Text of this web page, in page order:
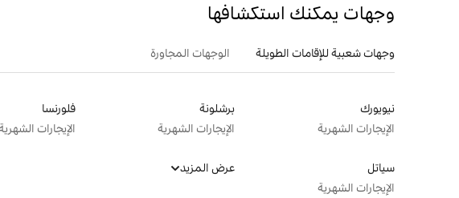
وجهات يمكنك استكشافها
وجهات شعبية للإقامات الطويلة الوجهات المجاورة
نيويورك
الإيجارات الشهرية
برشلونة
الإيجارات الشهرية
فلورنسا
الإيجارات
سياتل
الإيجارات الشهرية
عرض المزيد